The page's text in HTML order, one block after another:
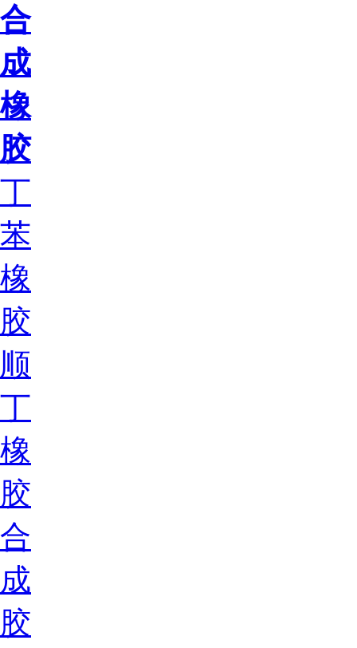
合
成
橡
胶
丁
苯
橡
胶
顺
丁
橡
胶
合
成
胶